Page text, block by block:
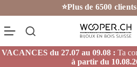
⭐Plus de 6500
VACANCES du 27.07 au 09.08 : Ta
à partir du